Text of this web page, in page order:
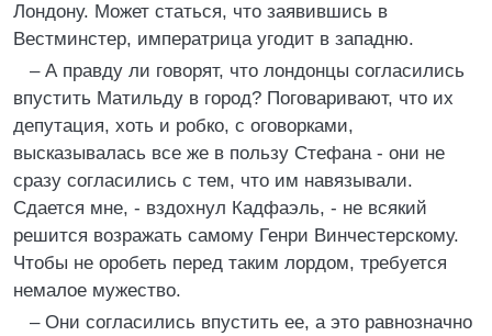
Лондону. Может статься, что заявившись в
Вестминстер, императрица угодит в западню.
– А правду ли говорят, что лондонцы согласились
впустить Матильду в город? Поговаривают, что их
депутация, хоть и робко, с оговорками,
высказывалась все же в пользу Стефана - они не
сразу согласились с тем, что им навязывали.
Сдается мне, - вздохнул Кадфаэль, - не всякий
решится возражать самому Генри Винчестерскому.
Чтобы не оробеть перед таким лордом, требуется
немалое мужество.
– Они согласились впустить ее, а это равнозначно